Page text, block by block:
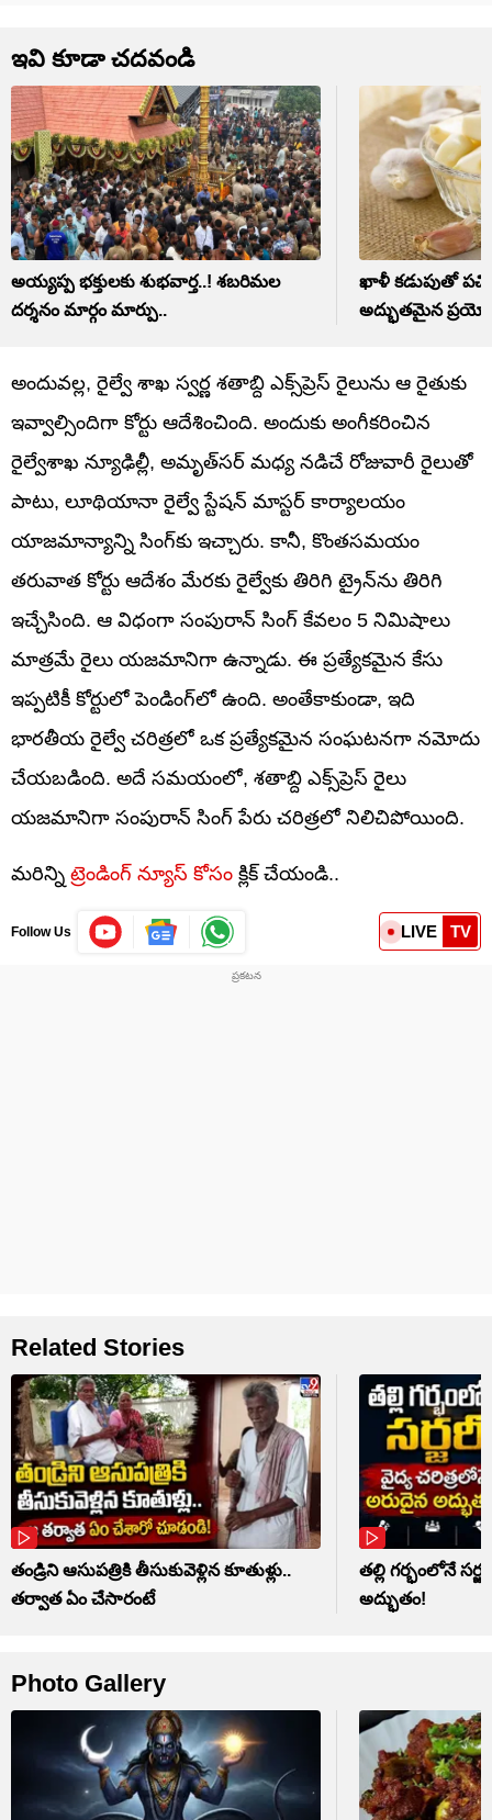
ఇవి కూడా చదవండి
అయ్యప్ప భక్తులకు శుభవార్త..! శబరిమల
దర్శనం మార్గం మార్పు..
ఖాళీ కడుపుతో
అద్భుతమైన
అందువల్ల, రైల్వే శాఖ స్వర్ణ శతాబ్ది ఎక్స్‌ప్రెస్ రైలును ఆ రైతుకు
ఇవ్వాల్సిందిగా కోర్టు ఆదేశించింది. అందుకు అంగీకరించిన
రైల్వేశాఖ న్యూఢిల్లీ, అమృత్‌సర్ మధ్య నడిచే రోజువారీ రైలుతో
పాటు, లూథియానా రైల్వే స్టేషన్ మాస్టర్ కార్యాలయం
యాజమాన్యాన్ని సింగ్‌కు ఇచ్చారు. కానీ, కొంతసమయం
తరువాత కోర్టు ఆదేశం మేరకు రైల్వేకు తిరిగి ట్రైన్‌ను తిరిగి
ఇచ్చేసింది. ఆ విధంగా సంపురాన్‌ సింగ్ కేవలం 5 నిమిషాలు
మాత్రమే రైలు యజమానిగా ఉన్నాడు. ఈ ప్రత్యేకమైన కేసు
ఇప్పటికీ కోర్టులో పెండింగ్‌లో ఉంది. అంతేకాకుండా, ఇది
భారతీయ రైల్వే చరిత్రలో ఒక ప్రత్యేకమైన సంఘటనగా నమోదు
చేయబడింది. అదే సమయంలో, శతాబ్ది ఎక్స్‌ప్రెస్ రైలు
యజమానిగా సంపురాన్‌ సింగ్ పేరు చరిత్రలో నిలిచిపోయింది.
మరిన్ని ట్రెండింగ్ న్యూస్ కోసం క్లిక్ చేయండి..
Follow Us LIVE TV
Related Stories
తండ్రిని ఆసుపత్రికి తీసుకువెళ్లిన కూతుళ్లు..
తర్వాత ఏం చేసారంటే
తల్లి గర్భంలోనే
అద్భుతం!
Photo Gallery